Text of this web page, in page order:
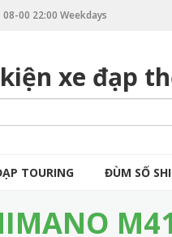
08-00 22:00 Weekdays
xe đạp
e
c
TOURING ĐÙM SỐ